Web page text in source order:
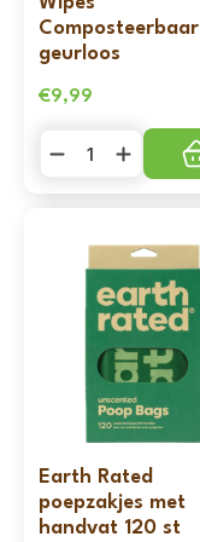
Composteerbaar
geurloos
€9,99
Rated
aantal
Earth Rated
poepzakjes met
handvat 120 st